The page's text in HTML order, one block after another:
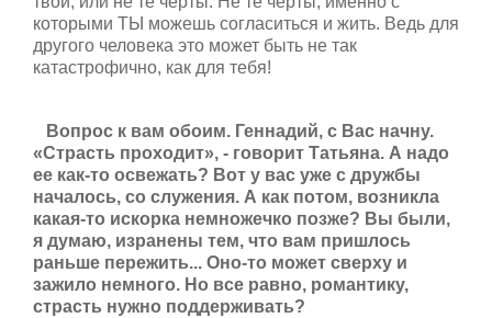
которыми ТЫ можешь согласиться и жить. Ведь для
другого человека это может быть не так
катастрофично, как для тебя!
Вопрос к вам обоим. Геннадий, с Вас начну.
«Страсть проходит», - говорит Татьяна. А надо
ее как-то освежать? Вот у вас уже с дружбы
началось, со служения. А как потом, возникла
какая-то искорка немножечко позже? Вы были,
я думаю, изранены тем, что вам пришлось
раньше пережить... Оно-то может сверху и
зажило немного. Но все равно, романтику,
страсть нужно поддерживать?